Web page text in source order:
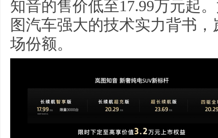
知音的售价低至17.99万元起
图汽车强大的技术实力背书
场份额。